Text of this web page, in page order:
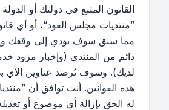
القانون المتبع في دولتك أو
”منتديات مجلس العود“، أو أي
مما سبق سوف يؤدي إلى وقفك
دائم من المنتدى (وإخبار مزود
لديك). وسوف تُرصد عناوين الآي
هذه القوانين. أنت توافق أن
له الحق بإزالة أي موضوع أو